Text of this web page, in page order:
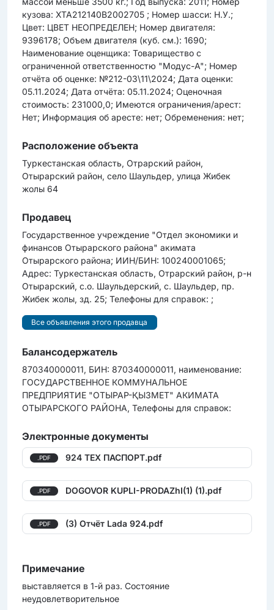
кузова: XTA212140B2002705 ; Номер шасси: Н.У.;
Цвет: ЦВЕТ НЕОПРЕДЕЛЕН; Номер двигателя:
9396178; Объем двигателя (куб. см.): 1690;
Наименование оценщика: Товарищество с
ограниченной ответственностю "Модус-А"; Номер
отчёта об оценке: №212-03\11\2024; Дата оценки:
05.11.2024; Дата отчёта: 05.11.2024; Оценочная
стоимость: 231000,0; Имеются ограничения/арест:
Нет; Информация об аресте: нет; Обременения: нет;
Расположение объекта
Туркестанская область, Отрарский район,
Отырарский район, село Шаульдер, улица Жибек
жолы 64
Продавец
Государственное учреждение "Отдел экономики и
финансов Отырарского района" акимата
Отырарского района; ИИН/БИН: 100240001065;
Адрес: Туркестанская область, Отрарский район, р-н
Отырарский, с.о. Шаульдерский, с. Шаульдер, пр.
Жибек жолы, зд. 25; Телефоны для справок: ;
Все объявления этого продавца
Балансодержатель
870340000011, БИН: 870340000011, наименование:
ГОСУДАРСТВЕННОЕ КОММУНАЛЬНОЕ
ПРЕДПРИЯТИЕ "ОТЫРАР-ҚЫЗМЕТ" АКИМАТА
ОТЫРАРСКОГО РАЙОНА, Телефоны для справок:
Электронные документы
.PDF 924 ТЕХ ПАСПОРТ.pdf
.PDF DOGOVOR KUPLI-PRODAZhI(1) (1).pdf
.PDF (3) Отчёт Lada 924.pdf
Примечание
выставляется в 1-й раз. Состояние
неудовлетворительное